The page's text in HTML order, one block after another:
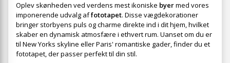
Oplev skønheden ved verdens mest ikoniske byermed vores
imponerende udvalg affototapet. Disse vægdekorationer
bringer storbyens puls og charme direkte ind i dit hjem, hvilket
skaber en dynamisk atmosfære i ethvert rum. Uanset om du er
til New Yorks skyline eller Paris' romantiske gader, finder du et
fototapet, der passer perfekt til din stil.